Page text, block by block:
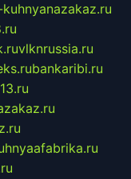
vlknrussia.ru
bankaribi.ru